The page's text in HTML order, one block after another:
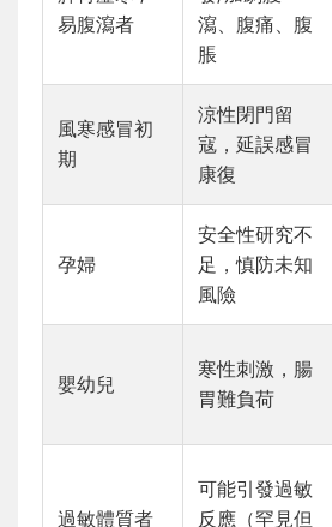
易腹瀉者
瀉、腹痛、腹
脹
風寒感冒初
期
涼性閉門留
寇，延誤感冒
康復
孕婦
安全性研究不
足，慎防未知
風險
嬰幼兒
寒性刺激，腸
胃難負荷
過敏體質者
可能引發過敏
反應（罕見但